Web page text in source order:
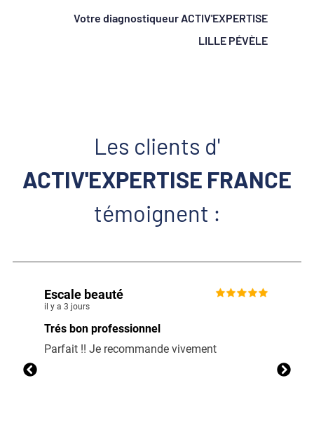
Votre diagnostiqueur ACTIV'EXPERTISE
LILLE PÉVÈLE
Les clients d'
ACTIV'EXPERTISE FRANCE
témoignent :
Escale beauté
il y a 3 jours
Trés bon professionnel
Parfait !! Je recommande vivement
le